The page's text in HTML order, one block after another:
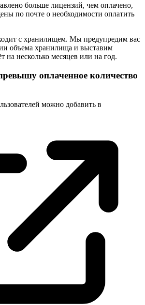
больше лицензий, чем оплачено,
по почте о необходимости оплатить
с хранилищем. Мы предупредим вас
объема хранилища и выставим
на несколько месяцев или на год.
оплаченное количество
можно добавить в